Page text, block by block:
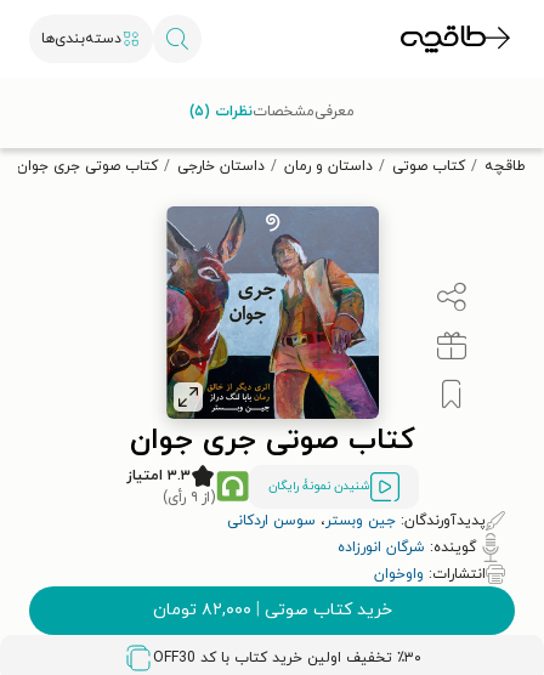
دسته‌بندی‌ها
تخفیف از طاقچه دریافت کن.
طاقچه کتاب صوتی داستان و رمان داستان خارجی کتاب صوتی جری جوان
کتاب صوتی جری جوان
شنیدن نمونۀ رایگان
۳.۳ امتیاز
(از ۹ رأی)
پدیدآورندگان: جین وبستر، سوسن اردکانی
گوینده: شرگان انورزاده
انتشارات: واوخوان
خرید کتاب صوتی | ۸۲,۰۰۰ تومان
٪۳۰ تخفیف اولین خرید کتاب با کد OFF30
معرفیمشخصاتنظرات (۵)